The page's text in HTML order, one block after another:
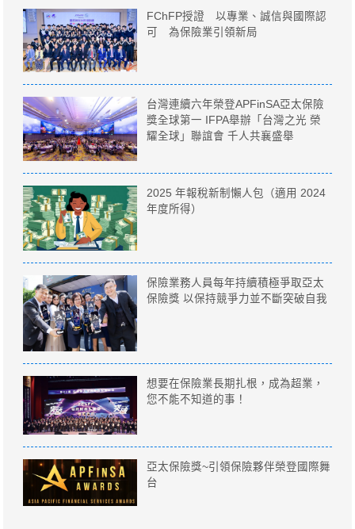
FChFP授證 以專業、誠信與國際認
可 為保險業引領新局
台灣連續六年榮登APFinSA亞太保險
獎全球第一 IFPA舉辦「台灣之光 榮
耀全球」聯誼會 千人共襄盛舉
2025 年報稅新制懶人包（適用 2024
年度所得）
保險業務人員每年持續積極爭取亞太
保險獎 以保持競爭力並不斷突破自我
想要在保險業長期扎根，成為超業，
您不能不知道的事！
亞太保險獎~引領保險夥伴榮登國際舞
台